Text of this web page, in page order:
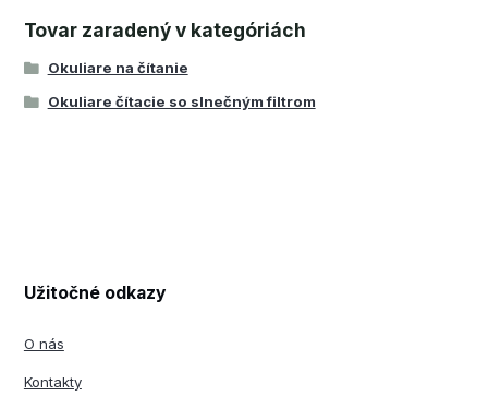
Tovar zaradený v kategóriách
Okuliare na čítanie
Okuliare čítacie so slnečným filtrom
Užitočné odkazy
O nás
Kontakty